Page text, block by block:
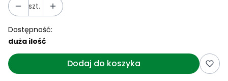
szt.
Dostępność:
duża ilość
Dodaj do koszyka